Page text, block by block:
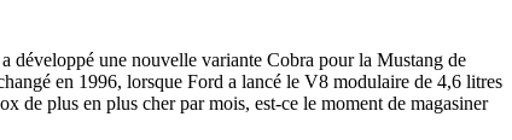
développé une nouvelle variante Cobra pour la Mustang de
en 1996, lorsque Ford a lancé le V8 modulaire de 4,6 litres
de plus en plus cher par mois, est-ce le moment de magasiner